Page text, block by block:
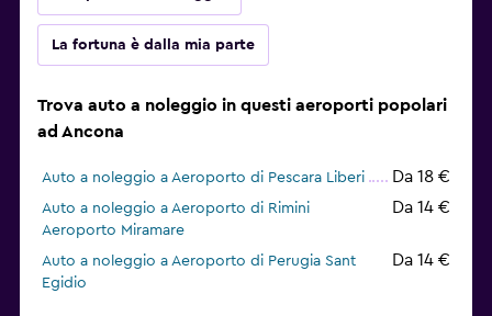
La fortuna è dalla mia parte
Trova auto a noleggio in questi aeroporti popolari
ad Ancona
Auto a noleggio a Aeroporto di Pescara Liberi Da 18 €
Auto a noleggio a Aeroporto di Rimini
Aeroporto Miramare
Da 14 €
Auto a noleggio a Aeroporto di Perugia Sant
Egidio
Da 14 €